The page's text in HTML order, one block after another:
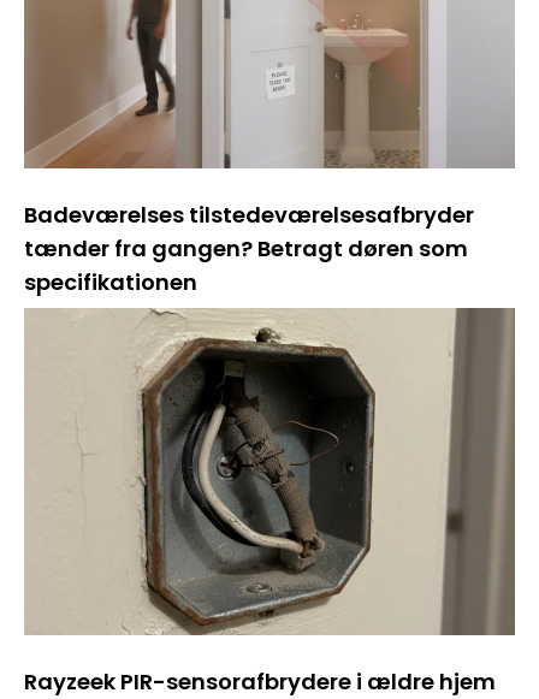
Badeværelses tilstedeværelsesafbryder
tænder fra gangen? Betragt døren som
specifikationen
Rayzeek PIR-sensorafbrydere i ældre hjem